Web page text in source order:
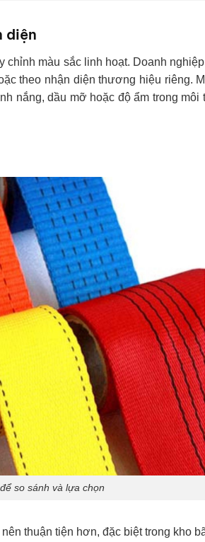
diện
chỉnh màu sắc linh hoạt. Doanh
theo nhận diện thương hiệu riêng.
nắng, dầu mỡ hoặc độ ẩm trong môi
so sánh và lựa chọn
thuận tiện hơn, đặc biệt trong kho